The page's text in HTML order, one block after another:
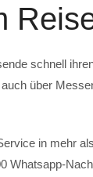
schnell
über
in mehr
Whatsapp-